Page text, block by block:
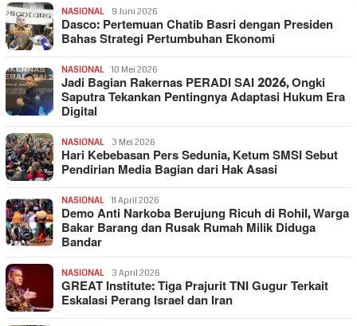
NASIONAL 9 Juni 2026
Dasco: Pertemuan Chatib Basri dengan Presiden
Bahas Strategi Pertumbuhan Ekonomi
NASIONAL 10 Mei 2026
Jadi Bagian Rakernas PERADI SAI 2026, Ongki
Saputra Tekankan Pentingnya Adaptasi Hukum Era
Digital
NASIONAL 3 Mei 2026
Hari Kebebasan Pers Sedunia, Ketum SMSI Sebut
Pendirian Media Bagian dari Hak Asasi
NASIONAL 11 April 2026
Demo Anti Narkoba Berujung Ricuh di Rohil, Warga
Bakar Barang dan Rusak Rumah Milik Diduga
Bandar
NASIONAL 3 April 2026
GREAT Institute: Tiga Prajurit TNI Gugur Terkait
Eskalasi Perang Israel dan Iran